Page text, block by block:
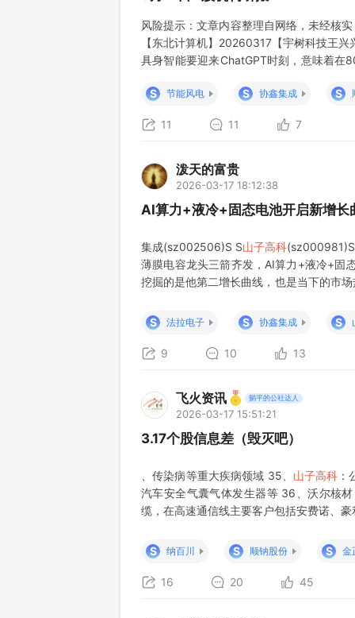
风险提示：文章内容整理自网络，未经核
【东北计算机】20260317【宇树科技王
具身智能要迎来ChatGPT时刻，意味着在
口、智能终端、绿色能源等
S 节能风电 S 协鑫集成 S
11 11 7
泼天的富贵
2026-03-17 18:12:38
AI算力+液冷+固态电池开启新增长
集成(sz002506)S S山子高科
薄膜电容龙头三箭齐发，AI算力+液冷+固
挖掘的是他第二增长曲线，也是当下的市
的也
S 法拉电子 S 协鑫集成 S
9 10 13
飞火资讯 躺平的公社达人
2026-03-17 15:51:21
3.17个股信息差（毁灭吧）
、传染病等重大疾病领域 35、 山子高科
汽车安全气囊气体发生器等 36、沃尔核
缆，在高速通信线主要客户包括安费诺、
S 纳百川 S 顺钠股份 S 金
16 20 45